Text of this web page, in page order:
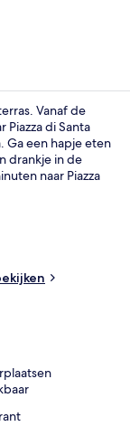
Vanaf de
di Santa
Ga een hapje eten
drankje in de
naar Piazza
en de locatie.
openbaar
Santa Maria